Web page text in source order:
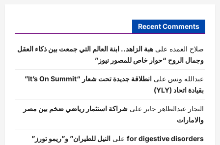
Recent Comments
صلاح العمده على هبة الزاهد.. ابنة العالم التي جمعت بين ذكاء العقل
وجمال الروح “حوار خاص للمصور نيوز”
عبدالله ونس على
انطلاقة جديدة تحت شعار “It’s On Summit”
بقيادة اتحاد (YLY)
النجار عبدالظاهر جابر على شراكة استثمار رياضي ضخم بين مصر
والامارات
for digestive disorders على النيل للطيران” و”ريمو تورز”